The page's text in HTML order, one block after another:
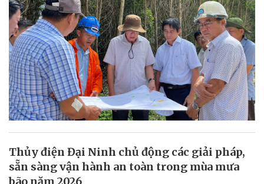
Thủy điện Đại Ninh chủ động các giải pháp,
sẵn sàng vận hành an toàn trong mùa mưa